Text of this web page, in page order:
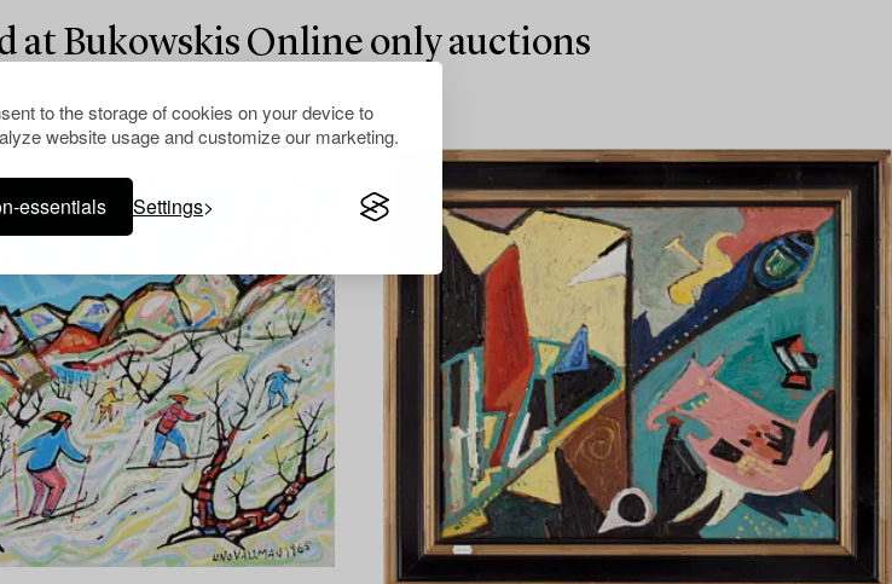
to the storage of cookies on your device to
website usage and customize our marketing.
essentials Settings
at Bukowskis Online only auctions